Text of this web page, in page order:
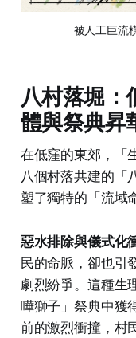
被人工巨流
八村落堀：
體與祭典昇
在低窪的東郊，「
八個村落共建的「
塑了獨特的「流域
惡水排除與儀式化
民的命脈，卻也引
劇烈紛爭。這種生
嘩獅子」祭典中獲
前的激烈衝撞，村